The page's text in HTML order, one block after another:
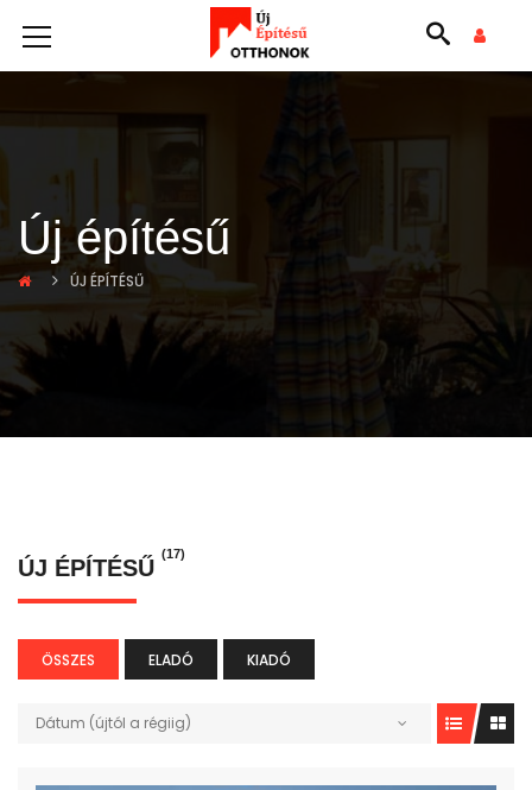
Új építésű
ÚJ ÉPÍTÉSŰ
ÚJ ÉPÍTÉSŰ
(17)
ÖSSZES ELADÓ KIADÓ
Dátum (újtól a régiig)